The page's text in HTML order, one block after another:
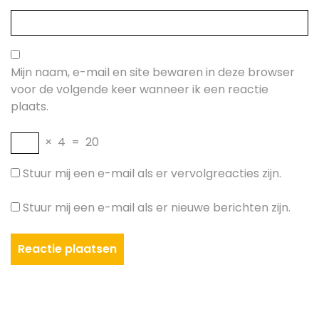
Mijn naam, e-mail en site bewaren in deze browser
voor de volgende keer wanneer ik een reactie
plaats.
× 4 = 20
Stuur mij een e-mail als er vervolgreacties zijn.
Stuur mij een e-mail als er nieuwe berichten zijn.